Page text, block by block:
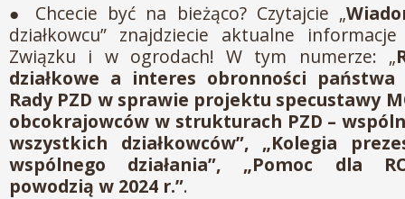
● Chcecie być na bieżąco? Czytajcie „
działkowcu” znajdziecie aktualne
Związku i w ogrodach! W tym numerze: „
działkowe a interes obronności państwa
Rady PZD w sprawie projektu specustawy
obcokrajowców w strukturach PZD –
wszystkich działkowców”, „Kolegia
wspólnego działania”, „Pomoc dla
powodzią w 2024 r.”.